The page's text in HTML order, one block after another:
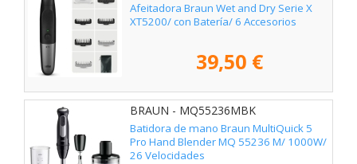
Afeitadora Braun Wet and Dry Serie X
XT5200/ con Batería/ 6 Accesorios
39,50 €
BRAUN - MQ55236MBK
Batidora de mano Braun MultiQuick 5
Pro Hand Blender MQ 55236 M/ 1000W/
26 Velocidades